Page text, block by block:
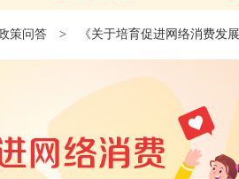
策问答 > 《关于培育促进网络消费发